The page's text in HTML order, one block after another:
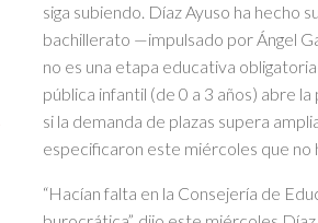
siga subiendo. Díaz Ayuso ha
bachillerato —impulsado por Ángel
no es una etapa educativa
pública infantil (de 0 a 3 años) abre
si la demanda de plazas supera
especificaron este miércoles que no
“Hacían falta en la Consejería de